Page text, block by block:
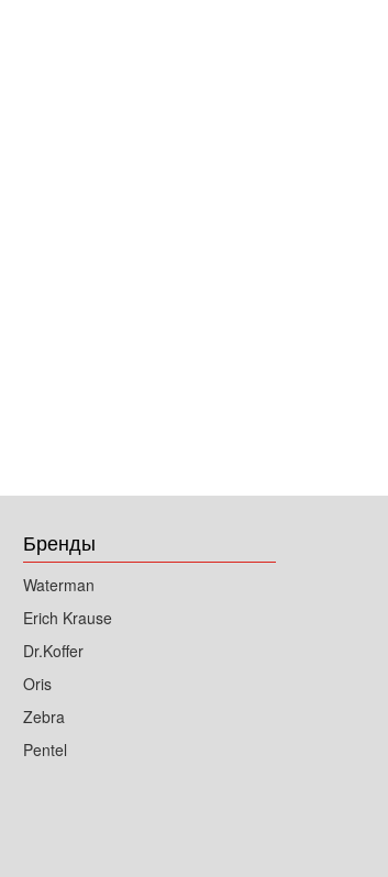
Бренды
Waterman
Erich Krause
Dr.Koffer
Oris
Zebra
Pentel